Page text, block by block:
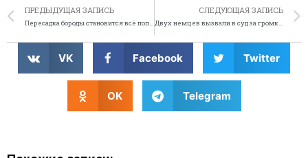
ПРЕДЫДУЩАЯ ЗАПИСЬ
Пересадка бороды становится всё популярнее
СЛЕДУЮЩАЯ ЗАПИСЬ
Двух немцев вызвали в суд за громкий секс
VK Facebook Twitter
OK Telegram